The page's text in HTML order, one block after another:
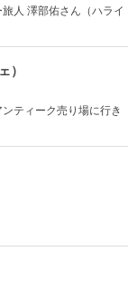
人 澤部佑さん（ハライ
）
ティーク売り場に行き